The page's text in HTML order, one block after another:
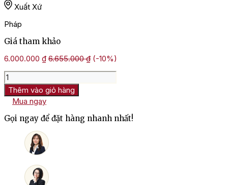
Xuất Xứ
Pháp
Giá tham khảo
6.000.000 ₫ 6.655.000₫ (-10%)
Rượu
Vang
Champagne
HOXXOH
Blanc
De
Thêm vào giỏ hàng
Mua ngay
Gọi ngay để đặt hàng nhanh nhất!